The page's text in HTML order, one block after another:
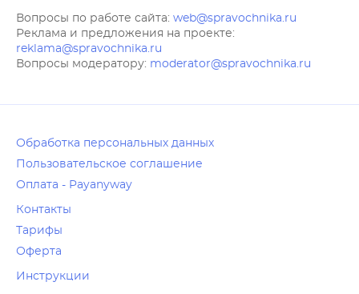
Вопросы по работе сайта: web@spravochnika.ru
Реклама и предложения на проекте:
reklama@spravochnika.ru
Вопросы модератору: moderator@spravochnika.ru
Обработка персональных данных
Пользовательское соглашение
Оплата - Payanyway
Контакты
Тарифы
Оферта
Инструкции